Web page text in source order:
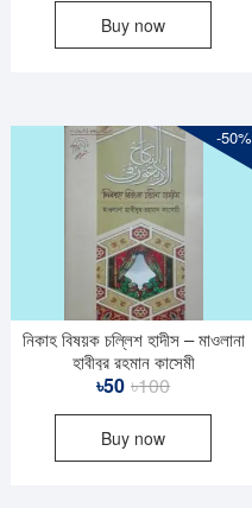
৳460.
৳230.
Buy now
-50%
নিকাহ বিষয়ক চল্লিশ হাদীস – মাওলানা
হাবীবুর রহমান কাসেমী
৳100Original
price
৳100.
৳50
Current
price
৳50.
Buy now